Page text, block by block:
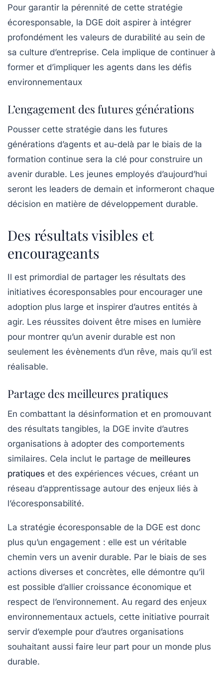
Pour garantir la pérennité de cette stratégie
écoresponsable, la DGE doit aspirer à intégrer
profondément les valeurs de durabilité au sein de
sa culture d’entreprise. Cela implique de continuer à
former et d’impliquer les agents dans les défis
environnementaux
L’engagement des futures générations
Pousser cette stratégie dans les futures
générations d’agents et au-delà par le biais de la
formation continue sera la clé pour construire un
avenir durable. Les jeunes employés d’aujourd’hui
seront les leaders de demain et informeront chaque
décision en matière de développement durable.
Des résultats visibles et
encourageants
Il est primordial de partager les résultats des
initiatives écoresponsables pour encourager une
adoption plus large et inspirer d’autres entités à
agir. Les réussites doivent être mises en lumière
pour montrer qu’un avenir durable est non
seulement les évènements d’un rêve, mais qu’il est
réalisable.
Partage des meilleures pratiques
En combattant la désinformation et en promouvant
des résultats tangibles, la DGE invite d’autres
organisations à adopter des comportements
similaires. Cela inclut le partage de meilleures
pratiques et des expériences vécues, créant un
réseau d’apprentissage autour des enjeux liés à
l’écoresponsabilité.
La stratégie écoresponsable de la DGE est donc
plus qu’un engagement : elle est un véritable
chemin vers un avenir durable. Par le biais de ses
actions diverses et concrètes, elle démontre qu’il
est possible d’allier croissance économique et
respect de l’environnement. Au regard des enjeux
environnementaux actuels, cette initiative pourrait
servir d’exemple pour d’autres organisations
souhaitant aussi faire leur part pour un monde plus
durable.